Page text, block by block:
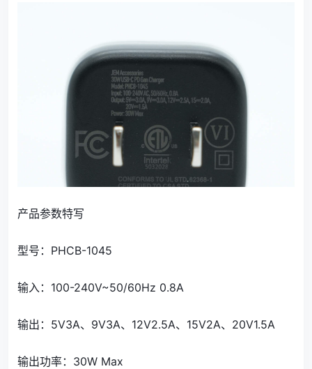
产品参数特写
型号： PHCB-1045
输入：100-240V~50/60Hz 0.8A
输出：5V3A、9V3A、12V2.5A、15V2A、20V1.5A
输出功率：30W Max